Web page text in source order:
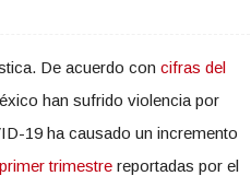
De acuerdo concifras del
han sufrido violencia por
19 ha causado un incremento
trimestre reportadas por el